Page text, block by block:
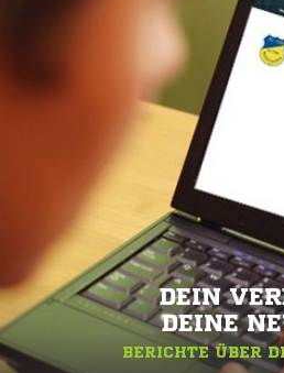
DEIN
DEINE
BERICHTE ÜBER